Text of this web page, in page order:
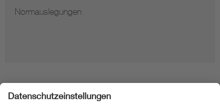
Normauslegungen